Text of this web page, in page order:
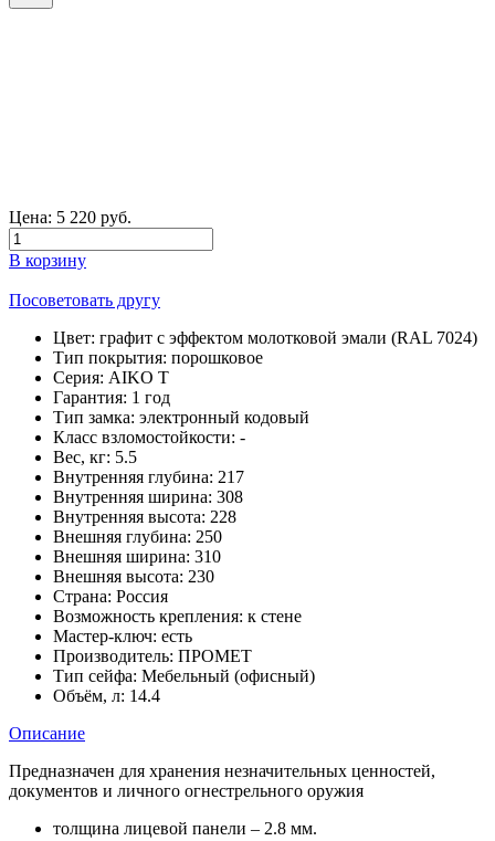
Цена: 5 220 руб.
В корзину
Посоветовать другу
Цвет: графит с эффектом молотковой эмали (RAL 7024)
Тип покрытия: порошковое
Серия: AIKO T
Гарантия: 1 год
Тип замка: электронный кодовый
Класс взломостойкости: -
Вес, кг: 5.5
Внутренняя глубина: 217
Внутренняя ширина: 308
Внутренняя высота: 228
Внешняя глубина: 250
Внешняя ширина: 310
Внешняя высота: 230
Страна: Россия
Возможность крепления: к стене
Мастер-ключ: есть
Производитель: ПРОМЕТ
Тип сейфа: Мебельный (офисный)
Объём, л: 14.4
Описание
Предназначен для хранения незначительных ценностей,
документов и личного огнестрельного оружия
толщина лицевой панели – 2.8 мм.